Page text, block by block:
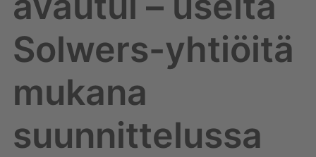
Solwers-yhtiöitä
mukana
suunnittelussa